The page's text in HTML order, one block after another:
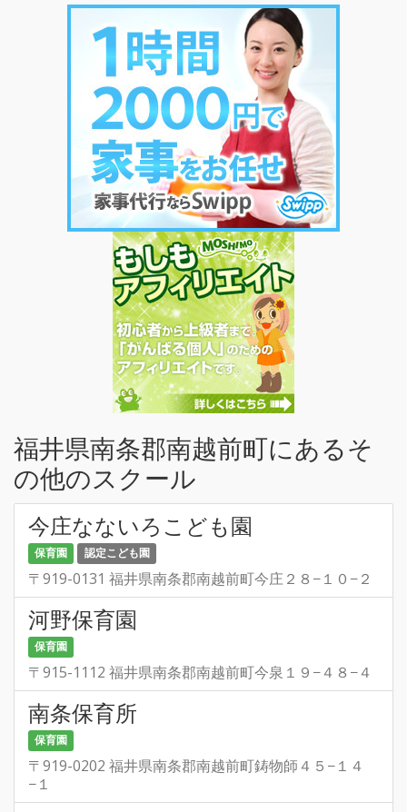
福井県南条郡南越前町にあるそ
の他のスクール
今庄なないろこども園
保育園 認定こども園
〒919-0131 福井県南条郡南越前町今庄２８−１０−２
河野保育園
保育園
〒915-1112 福井県南条郡南越前町今泉１９−４８−４
南条保育所
保育園
〒919-0202 福井県南条郡南越前町鋳物師４５−１４
−１